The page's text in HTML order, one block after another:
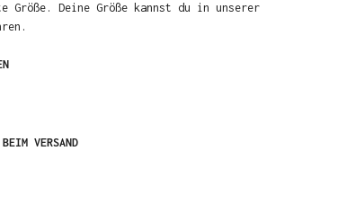
Größe. Deine Größe kannst du in unserer
VERSAND